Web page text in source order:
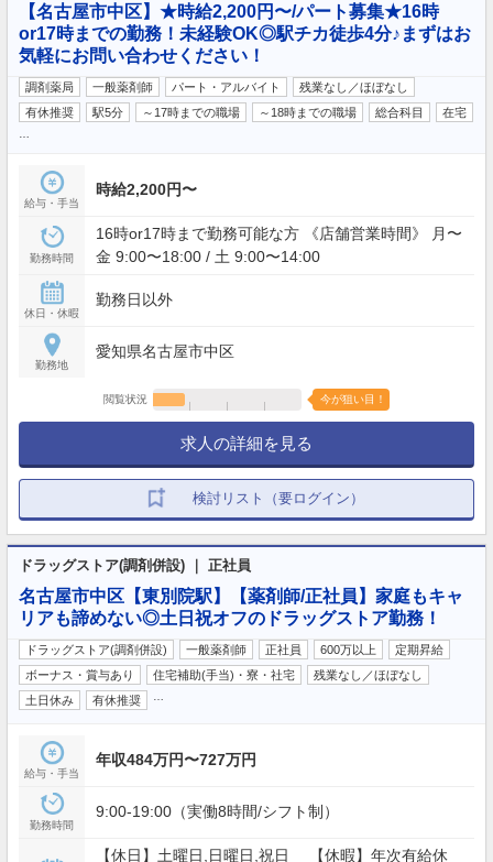
【名古屋市中区】★時給2,200円〜/パート募集★16時
or17時までの勤務！未経験OK◎駅チカ徒歩4分♪まずはお
気軽にお問い合わせください！
調剤薬局 一般薬剤師 パート・アルバイト
残業なし／ほぼなし
有休推奨
駅5分 ～17時までの職場 ～18時までの職場 総合科目 在宅
給与・手当
時給2,200円〜
勤務時間
16時or17時まで勤務可能な方 《店舗営業時間》 月〜
金 9:00〜18:00 / 土 9:00〜14:00
休日・休暇
勤務日以外
勤務地
愛知県名古屋市中区
閲覧状況 今が狙い目！
求人の詳細を見る
検討リスト（要ログイン）
ドラッグストア(調剤併設) ｜ 正社員
名古屋市中区【東別院駅】【薬剤師/正社員】家庭もキャ
リアも諦めない◎土日祝オフのドラッグストア勤務！
ドラッグストア(調剤併設) 一般薬剤師 正社員 600万以上
定期昇給
ボーナス・賞与あり
住宅補助(手当)・寮・社宅
残業なし／ほぼなし
土日休み
有休推奨
給与・手当
年収484万円〜727万円
勤務時間
9:00-19:00（実働8時間/シフト制）
【休日】土曜日,日曜日,祝日 【休暇】年次有給休